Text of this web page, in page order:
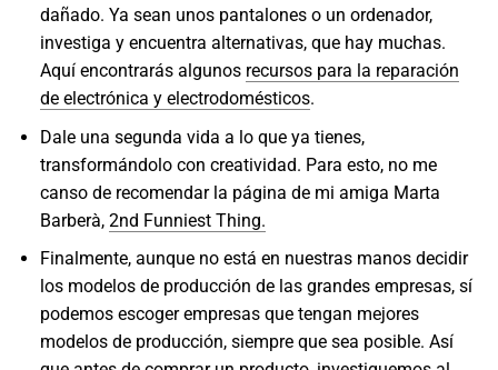
dañado. Ya sean unos pantalones o un ordenador,
investiga y encuentra alternativas, que hay muchas.
Aquí encontrarás algunos recursos para la reparación
de electrónica y electrodomésticos.
Dale una segunda vida a lo que ya tienes,
transformándolo con creatividad. Para esto, no me
canso de recomendar la página de mi amiga Marta
Barberà, 2nd Funniest Thing.
Finalmente, aunque no está en nuestras manos decidir
los modelos de producción de las grandes empresas, sí
podemos escoger empresas que tengan mejores
modelos de producción, siempre que sea posible. Así